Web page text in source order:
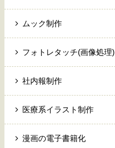
ムック制作
フォトレタッチ(画像処理)
社内報制作
医療系イラスト制作
漫画の電子書籍化